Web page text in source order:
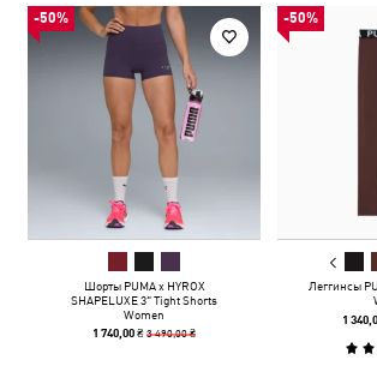
-50%
Шорты PUMA x HYROX
SHAPELUXE 3" Tight Shorts
Women
1 740,00 ₴3 490,00 ₴
-50%
Леггинсы
1